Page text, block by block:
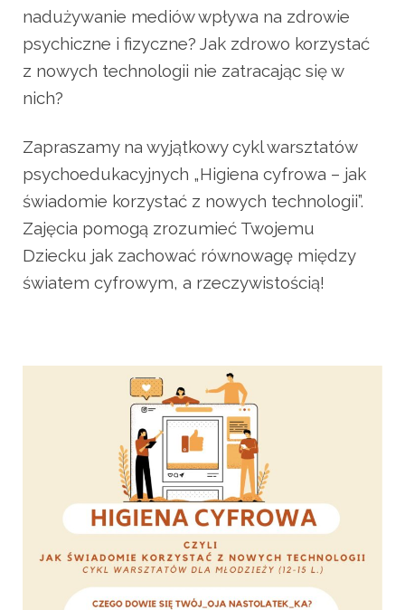
nadużywanie mediów wpływa na zdrowie
psychiczne i fizyczne? Jak zdrowo korzystać
z nowych technologii nie zatracając się w
nich?
Zapraszamy na wyjątkowy cykl warsztatów
psychoedukacyjnych „Higiena cyfrowa – jak
świadomie korzystać z nowych technologii”.
Zajęcia pomogą zrozumieć Twojemu
Dziecku jak zachować równowagę między
światem cyfrowym, a rzeczywistością!